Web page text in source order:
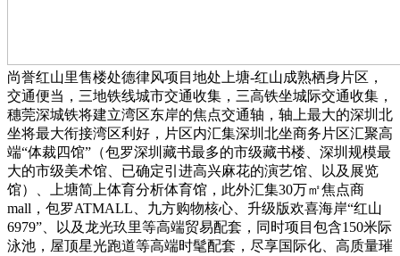
尚誉红山里售楼处德律风项目地处上塘-红山成熟栖身片区，
交通便当，三地铁线城市交通收集，三高铁坐城际交通收集，
穗莞深城铁将建立湾区东岸的焦点交通轴，轴上最大的深圳北
坐将最大衔接湾区利好，片区内汇集深圳北坐商务片区汇聚高
端“体裁四馆”（包罗深圳藏书最多的市级藏书楼、深圳规模最
大的市级美术馆、已确定引进高兴麻花的演艺馆、以及展览
馆）、上塘简上体育分析体育馆，此外汇集30万㎡焦点商
mall，包罗ATMALL、九方购物核心、升级版欢喜海岸“红山
6979”、以及龙光玖里等高端贸易配套，同时项目包含150米际
泳池，屋顶星光跑道等高端时髦配套，尽享国际化、高质量璀